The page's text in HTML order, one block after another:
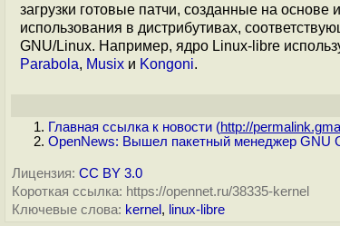
загрузки готовые патчи, созданные на
использования в дистрибутивах,
GNU/Linux. Например, ядро Linux-libre
Parabola, Musix и Kongoni.
Главная ссылка к новости (http://
OpenNews: Вышел пакетный менеджер GNU
Лицензия: CC BY 3.0
Короткая ссылка: https://opennet.ru/38335-kernel
Ключевые слова: kernel , linux-libre